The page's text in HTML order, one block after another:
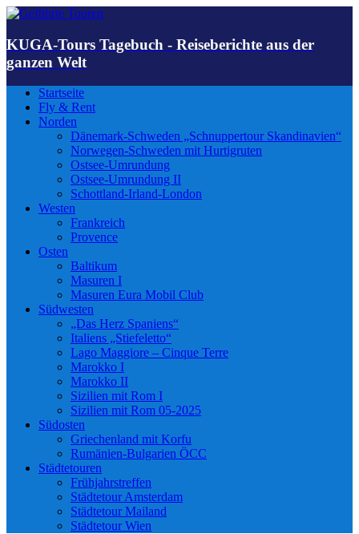
KUGA-Tours Tagebuch - Reiseberichte aus der
ganzen Welt
Startseite
Fly & Rent
Norden
Dänemark-Schweden „Schnuppertour Skandinavien“
Norwegen-Schweden mit Hurtigruten
Ostsee-Umrundung
Ostsee-Umrundung II
Schottland-Irland-London
Westen
Frankreich
Provence
Osten
Baltikum
Masuren I
Masuren Eura Mobil Club
Südwesten
„Das Herz Spaniens“
Italiens „Stiefeletto“
Lago Maggiore – Cinque Terre
Marokko I
Marokko II
Sizilien mit Rom I
Sizilien mit Rom 05-2025
Südosten
Griechenland mit Korfu
Rumänien-Bulgarien ÖCC
Städtetouren
Frühjahrstreffen
Städtetour Amsterdam
Städtetour Mailand
Städtetour Wien